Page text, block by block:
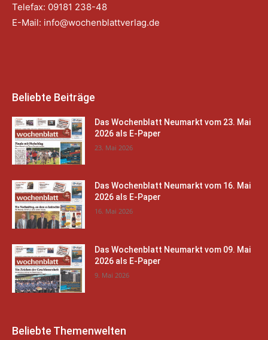
Telefax: 09181 238-48
E-Mail: info@wochenblattverlag.de
Beliebte Beiträge
Das Wochenblatt Neumarkt vom 23. Mai
2026 als E-Paper
23. Mai 2026
Das Wochenblatt Neumarkt vom 16. Mai
2026 als E-Paper
16. Mai 2026
Das Wochenblatt Neumarkt vom 09. Mai
2026 als E-Paper
9. Mai 2026
Beliebte Themenwelten